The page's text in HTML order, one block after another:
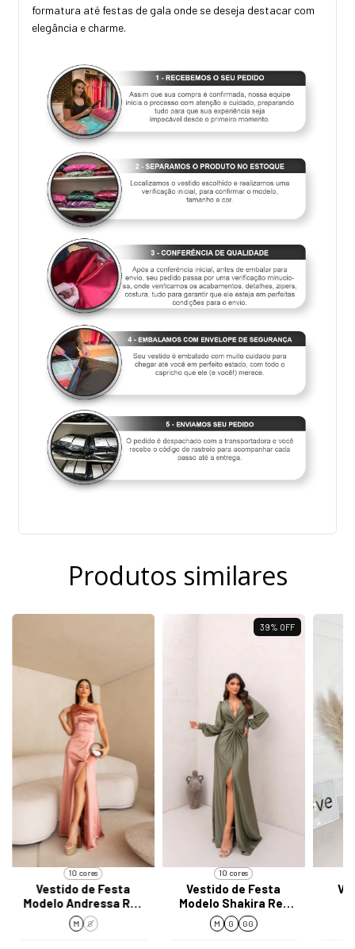
formatura até festas de gala onde se deseja destacar com
elegância e charme.
Produtos similares
10 cores
Vestido de Festa
Modelo Andressa Ref
J043
M G
39% OFF
10 cores
Vestido de Festa
Modelo Shakira Ref
J080
M G GG